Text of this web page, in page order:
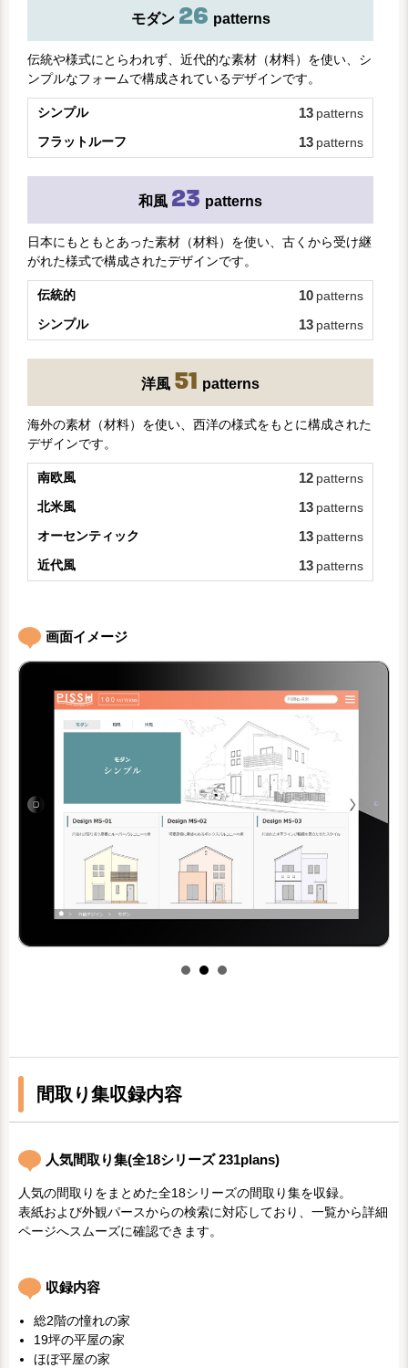
モダン 26 patterns
伝統や様式にとらわれず、近代的な素材（材料）を使い、シ
ンプルなフォームで構成されているデザインです。
シンプル 13 patterns
フラットルーフ
13 patterns
和風 23 patterns
日本にもともとあった素材（材料）を使い、古くから受け継
がれた様式で構成されたデザインです。
伝統的 10 patterns
シンプル
13 patterns
洋風 51 patterns
海外の素材（材料）を使い、西洋の様式をもとに構成された
デザインです。
南欧風 12 patterns
北米風
13 patterns
オーセンティック
13 patterns
近代風
13 patterns
画面イメージ
間取り集収録内容
人気間取り集(全18シリーズ 231plans)
人気の間取りをまとめた全18シリーズの間取り集を収録。
表紙および外観パースからの検索に対応しており、一覧から詳細
ページへスムーズに確認できます。
収録内容
総2階の憧れの家
19坪の平屋の家
ほぼ平屋の家